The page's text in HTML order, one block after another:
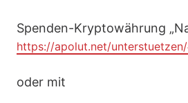
Spenden-Kryptowährung
https://apolut.net/
oder mit